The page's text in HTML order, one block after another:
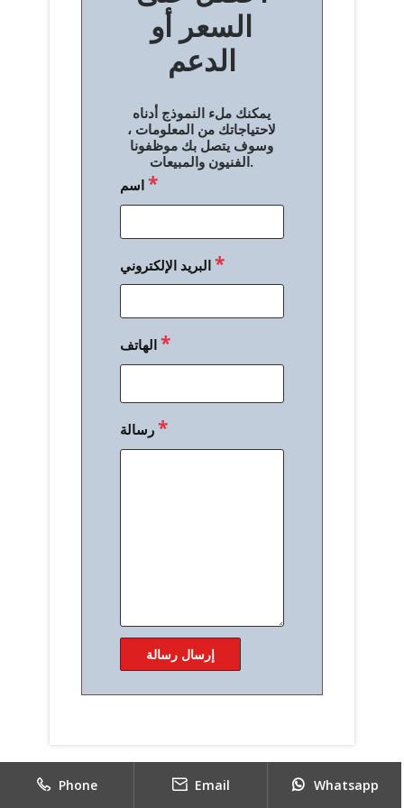
يمكنك ملء النموذج أدناه
لاحتياجاتك من المعلومات ،
الفنيون والمبيعات.
اسم*
البريد الإلكتروني*
الهاتف*
*
Phone Email Whatsapp